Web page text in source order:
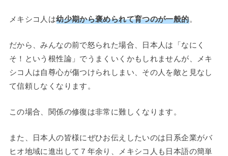
メキシコ人は幼少期から褒められて育つのが一般的。
だから、みんなの前で怒られた場合、日本人は「なにく
そ！という根性論」でうまくいくかもしれませんが、メキ
シコ人は自尊心が傷つけられしまい、その人を敵と見なし
て信頼しなくなります。
この場合、関係の修復は非常に難しくなります。
また、日本人の皆様にぜひお伝えしたいのは日系企業がバ
ヒオ地域に進出して７年余り、メキシコ人も日本語の簡単